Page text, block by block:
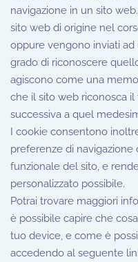
navigazione in un sito
sito web di origine nel
oppure vengono inviati ad
grado di riconoscere
agiscono come una
che il sito web riconosca
successiva a quel
I cookie consentono
preferenze di navigazione
funzionale del sito, e
personalizzato possibile.
Potrai trovare maggiori
è possibile capire che
tuo device, e come è
accedendo al seguente